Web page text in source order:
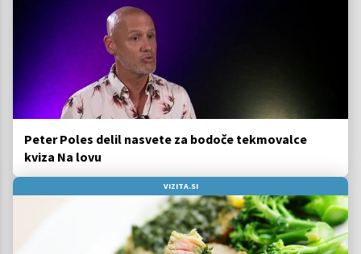
Peter Poles delil nasvete za bodoče tekmovalce
kviza Na lovu
VIZITA.SI